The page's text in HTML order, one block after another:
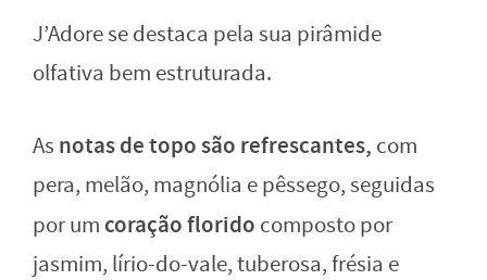
J’Adore se destaca pela sua pirâmide
olfativa bem estruturada.
As notas de topo são refrescantes, com
pera, melão, magnólia e pêssego, seguidas
por um coração florido composto por
jasmim, lírio-do-vale, tuberosa, frésia e